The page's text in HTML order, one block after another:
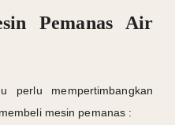
Pemanas Air
perlu mempertimbangkan
mesin pemanas :